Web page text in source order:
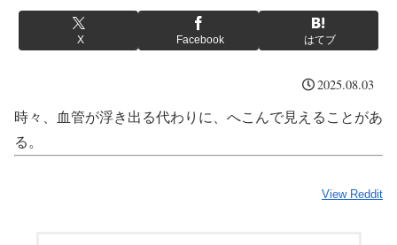
X Facebook はてブ
2025.08.03
時々、血管が浮き出る代わりに、へこんで見えることがあ
る。
View Reddit